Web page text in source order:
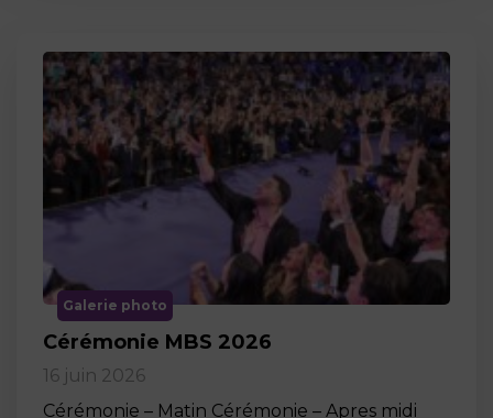
Galerie photo
Cérémonie MBS 2026
16 juin 2026
Cérémonie – Matin Cérémonie – Apres midi